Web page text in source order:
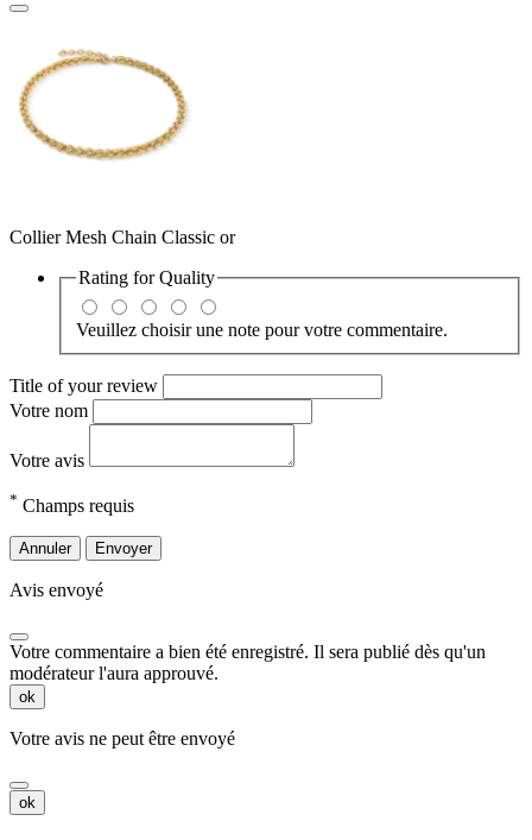
Collier Mesh Chain Classic or
Rating forQuality
Veuillez choisir une note pour votre commentaire.
Title of your review
Votre nom
Votre avis
* Champs requis
Annuler Envoyer
Avis envoyé
Votre commentaire a bien été enregistré. Il sera publié dès qu'un
modérateur l'aura approuvé.
ok
Votre avis ne peut être envoyé
ok